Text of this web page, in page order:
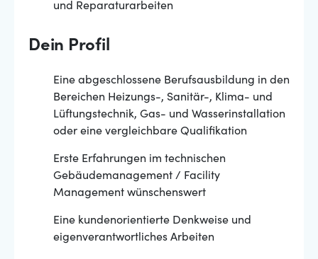
und Reparaturarbeiten
Dein Profil
Eine abgeschlossene Berufsausbildung in den
Bereichen Heizungs-, Sanitär-, Klima- und
Lüftungstechnik, Gas- und Wasserinstallation
oder eine vergleichbare Qualifikation
Erste Erfahrungen im technischen
Gebäudemanagement / Facility
Management wünschenswert
Eine kundenorientierte Denkweise und
eigenverantwortliches Arbeiten